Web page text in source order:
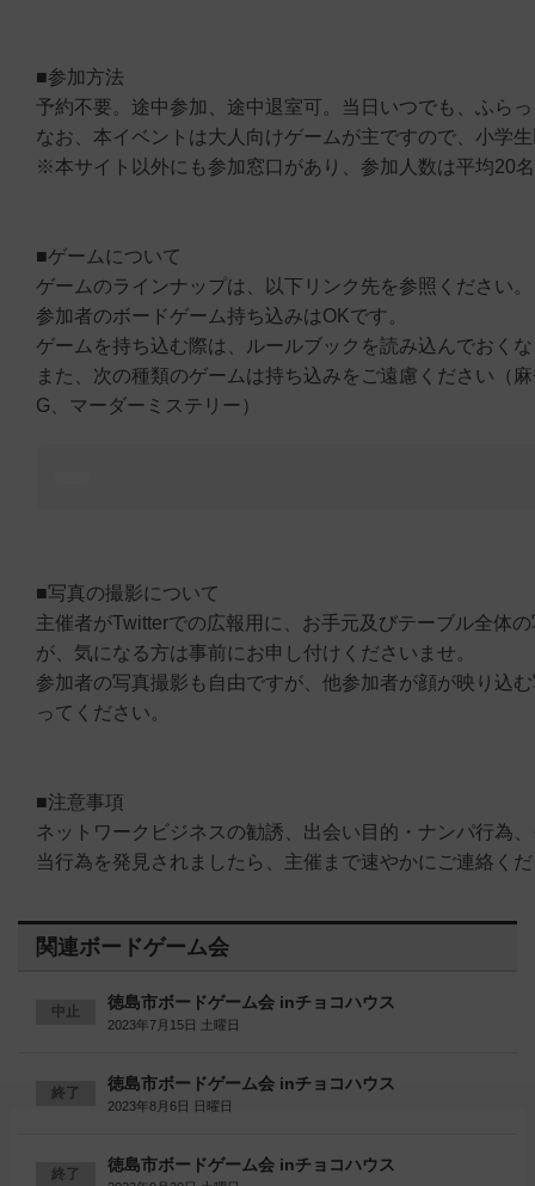
■参加方法
予約不要。途中参加、途中退室可。当日いつでも、ふら
なお、本イベントは大人向けゲームが主ですので、小学
※本サイト以外にも参加窓口があり、参加人数は平均20
■ゲームについて
ゲームのラインナップは、以下リンク先を参照ください。
参加者のボードゲーム持ち込みはOKです。
ゲームを持ち込む際は、ルールブックを読み込んでおく
また、次の種類のゲームは持ち込みをご遠慮ください（
G、マーダーミステリー）
■写真の撮影について
主催者がTwitterでの広報用に、お手元及びテーブル全体
が、気になる方は事前にお申し付けくださいませ。
参加者の写真撮影も自由ですが、他参加者が顔が映り込
ってください。
■注意事項
ネットワークビジネスの勧誘、出会い目的・ナンパ行為
当行為を発見されましたら、主催まで速やかにご連絡く
関連ボードゲーム会
中止 徳島市ボードゲーム会 inチョコハウス
2023年7月15日 土曜日
終了 徳島市ボードゲーム会 inチョコハウス
2023年8月6日 日曜日
終了 徳島市ボードゲーム会 inチョコハウス